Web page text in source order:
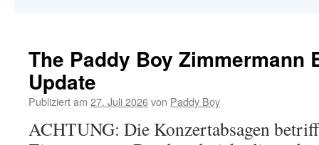
The Paddy Boy Zimmermann
Update
Publiziert am 27. Juli 2026von Paddy Boy
ACHTUNG: Die Konzertabsagen